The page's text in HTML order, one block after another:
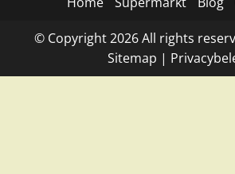
© Copyright2026All rights
Sitemap |